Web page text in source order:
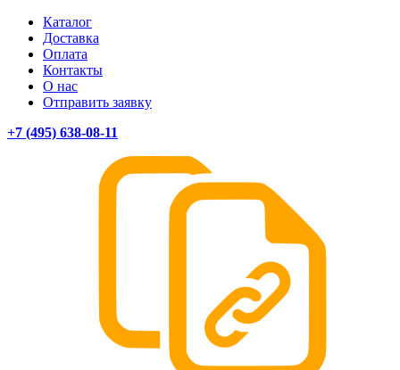
Каталог
Доставка
Оплата
Контакты
О нас
Отправить заявку
+7 (495) 638-08-11